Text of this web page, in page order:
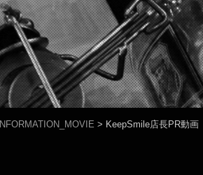
INFORMATION_MOVIE > KeepSmile店長PR動画